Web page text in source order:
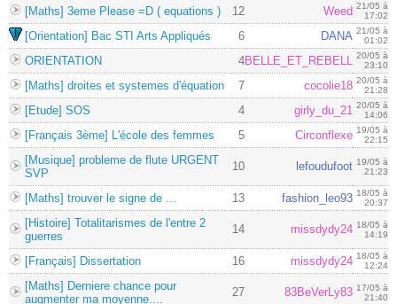
[Maths] 3eme Please =D ( equations ) 12 Weed 21/05 à
17:02
[Orientation] Bac STI Arts Appliqués 6 DANA 21/05 à
01:02
ORIENTATION 4BELLE_ET_REBELL 20/05 à
23:10
[Maths] droites et systemes d'équation 7 cocolie18 20/05 à
21:28
[Etude] SOS 4 girly_du_21 20/05 à
14:06
[Français 3ème] L'école des femmes 5 Circonflexe 19/05 à
22:15
[Musique] probleme de flute URGENT
SVP
10 lefoudufoot 19/05 à
21:23
[Maths] trouver le signe de ... 13 fashion_leo93 18/05 à
20:37
[Histoire] Totalitarismes de l'entre 2
guerres
14 missdydy24 18/05 à
14:19
[Français] Dissertation 16 missdydy24 18/05 à
12:24
[Maths] Derniere chance pour
augmenter ma moyenne....
27 83BeVerLy83 17/05 à
21:40